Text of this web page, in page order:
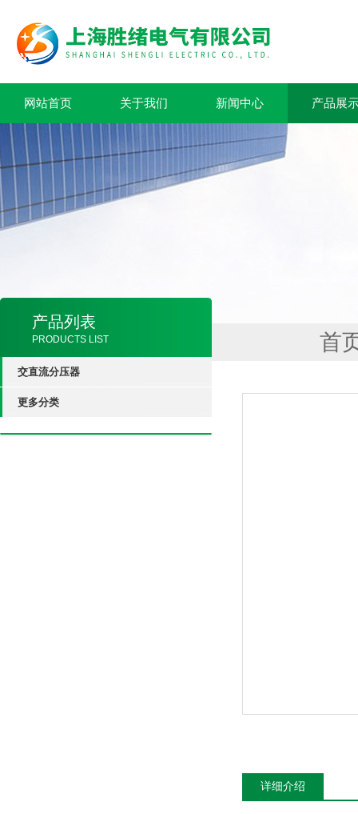
网站首页 关于我们 新闻中心 产品展
产品列表
PRODUCTS LIST
交直流分压器
更多分类
首
详细介绍